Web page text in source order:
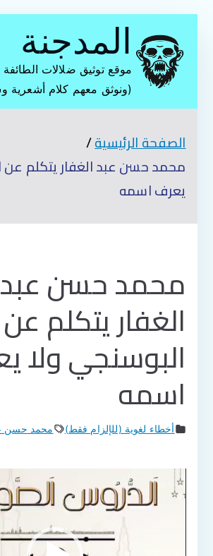
المحتوى
المدجنة
موقع توثيق ضلالات الطائفة
(ونوثق معهم كلام أشعرية
الصفحة الرئيسية
محمد حسن عبد الغفار يتكلم عن
يعرف اسمه
محمد حسن عبد
الغفار يتكلم عن
البوسنجي ولا
اسمه
أخطاء لغوية (للإلزام فقط) محمد حسن
مشغل
الفيديو